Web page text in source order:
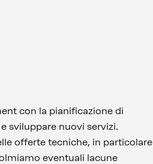
con la pianificazione di
sviluppare nuovi servizi.
offerte tecniche, in particolare
eventuali lacune